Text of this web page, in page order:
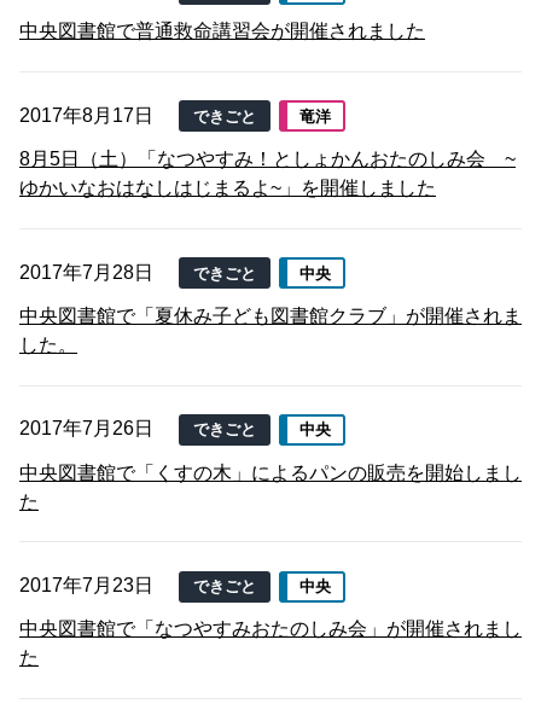
中央図書館で普通救命講習会が開催されました
2017年8月17日 できごと 竜洋
8月5日（土）「なつやすみ！としょかんおたのしみ会 ~
ゆかいなおはなしはじまるよ~」を開催しました
2017年7月28日 できごと 中央
中央図書館で「夏休み子ども図書館クラブ」が開催されま
した。
2017年7月26日 できごと 中央
中央図書館で「くすの木」によるパンの販売を開始しまし
た
2017年7月23日 できごと 中央
中央図書館で「なつやすみおたのしみ会」が開催されまし
た